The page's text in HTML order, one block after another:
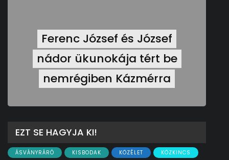
Ferenc József és József
nádor ükunokája tért be
nemrégiben Kázmérra
EZT SE HAGYJA KI!
ÁSVÁNYRÁRÓ KISBODAK KÖZÉLET KÖZKINCS